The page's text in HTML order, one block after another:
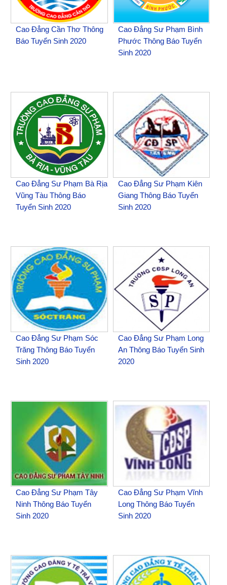
Cao Đẳng Cần Thơ Thông
Báo Tuyển Sinh 2020
Cao Đẳng Sư Phạm Bình
Phước Thông Báo Tuyển
Sinh 2020
Cao Đẳng Sư Phạm Bà Rịa
Vũng Tàu Thông Báo
Tuyển Sinh 2020
Cao Đẳng Sư Phạm Kiên
Giang Thông Báo Tuyển
Sinh 2020
Cao Đẳng Sư Phạm Sóc
Trăng Thông Báo Tuyển
Sinh 2020
Cao Đẳng Sư Phạm Long
An Thông Báo Tuyển Sinh
2020
Cao Đẳng Sư Phạm Tây
Ninh Thông Báo Tuyển
Sinh 2020
Cao Đẳng Sư Phạm Vĩnh
Long Thông Báo Tuyển
Sinh 2020